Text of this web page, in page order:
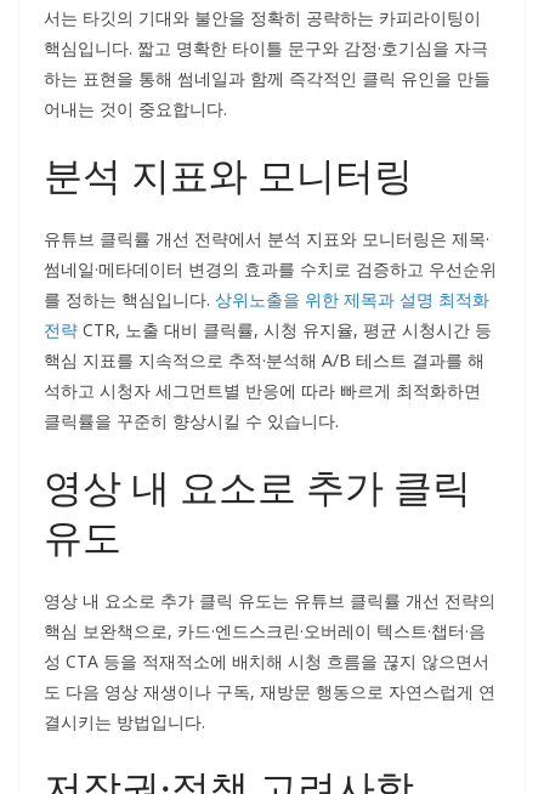
서는 타깃의 기대와 불안을 정확히 공략하는 카피라이팅이
핵심입니다. 짧고 명확한 타이틀 문구와 감정·호기심을 자극
하는 표현을 통해 썸네일과 함께 즉각적인 클릭 유인을 만들
어내는 것이 중요합니다.
분석 지표와 모니터링
유튜브 클릭률 개선 전략에서 분석 지표와 모니터링은 제목·
썸네일·메타데이터 변경의 효과를 수치로 검증하고 우선순위
를 정하는 핵심입니다. 상위노출을 위한 제목과 설명 최적화
전략 CTR, 노출 대비 클릭률, 시청 유지율, 평균 시청시간 등
핵심 지표를 지속적으로 추적·분석해 A/B 테스트 결과를 해
석하고 시청자 세그먼트별 반응에 따라 빠르게 최적화하면
클릭률을 꾸준히 향상시킬 수 있습니다.
영상 내 요소로 추가 클릭
유도
영상 내 요소로 추가 클릭 유도는 유튜브 클릭률 개선 전략의
핵심 보완책으로, 카드·엔드스크린·오버레이 텍스트·챕터·음
성 CTA 등을 적재적소에 배치해 시청 흐름을 끊지 않으면서
도 다음 영상 재생이나 구독, 재방문 행동으로 자연스럽게 연
결시키는 방법입니다.